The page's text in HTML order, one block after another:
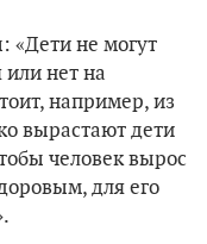
«Дети не могут
или нет на
например, из
вырастают дети
человек вырос
для его